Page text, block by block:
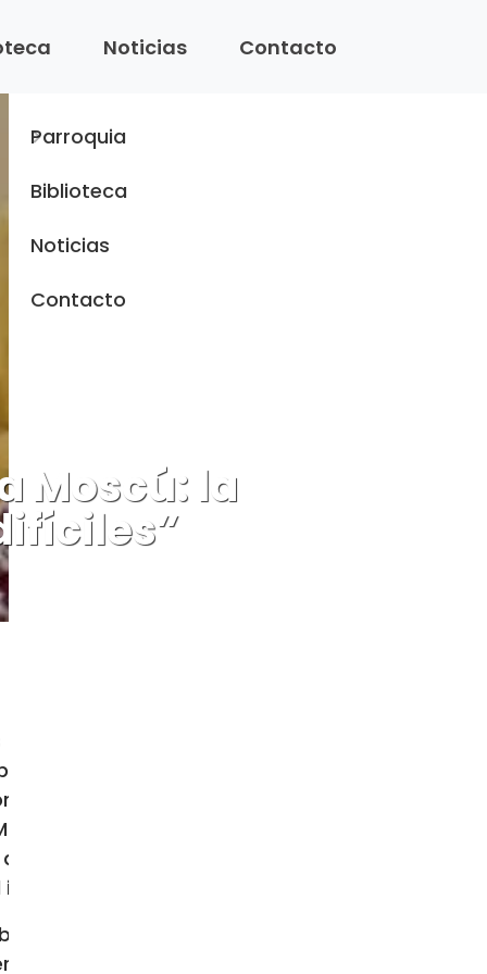
Noticias Contacto
Moscú: la
los que hacen crecer a
de Benedicto XVI: la Iglesia
en el Santuario de Aparecida,
de Dios de Moscú para el año
El documento, fechado el 8
del nuevo año pastoral.
de 2009 en el vuelo de Roma a
de las pequeñas comunidades
Parroquia
Biblioteca
Noticias
Contacto